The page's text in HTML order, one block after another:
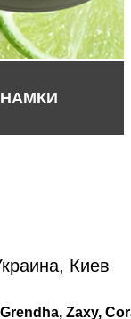
Киев
Zaxy,